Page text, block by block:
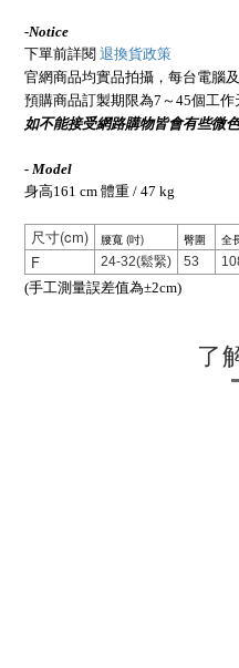
-Notice
下單前詳閱 退換貨政策
官網商品均實品拍攝，每台電腦
預購商品訂製期限為7～45個工作
如不能接受網路購物皆會有些微
- Model
身高161 cm 體重 / 47 kg
尺寸(cm) 腰寬 (吋) 臀圍 全
F 24-32(鬆緊) 53
(手工測量誤差值為±2cm)
了